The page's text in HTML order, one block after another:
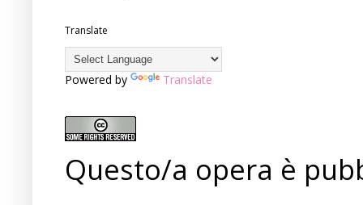
Translate
Powered by Translate
Questo/a opera è